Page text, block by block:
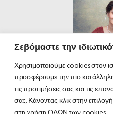
Σεβόμαστε την
Χρησιμοποιούμε cookies στον
προσφέρουμε την πιο
τις προτιμήσεις σας και τις
σας. Κάνοντας κλικ στην